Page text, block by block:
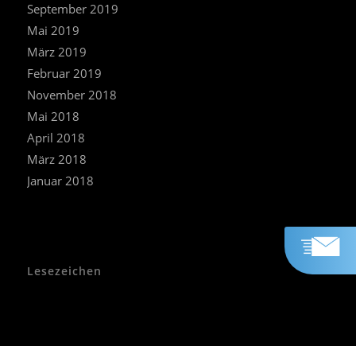
September 2019
Mai 2019
März 2019
Februar 2019
November 2018
Mai 2018
April 2018
März 2018
Januar 2018
Lesezeichen